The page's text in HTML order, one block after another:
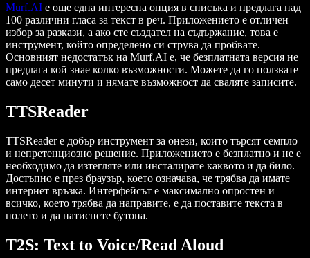
Murf.AI е още една интересна опция в списъка и предлага над
100 различни гласа за текст в реч. Приложението е отличен
избор за разкази, а ако сте създател на съдържание, това е
инструмент, който определено си струва да пробвате.
Основният недостатък на Murf.AI е, че безплатната версия не
предлага кой знае колко възможности. Можете да го ползвате
само десет минути и нямате възможност да сваляте записите.
TTSReader
TTSReader е добър инструмент за онези, които търсят семпло
и непретенциозно решение. Приложението е безплатно и не е
необходимо да изтегляте или инсталирате каквото и да било.
Достъпно е през браузър, което означава, че трябва да имате
интернет връзка. Интерфейсът е максимално опростен и
всичко, което трябва да направите, е да поставите текста в
полето и да натиснете бутона.
T2S: Text to Voice/Read Aloud